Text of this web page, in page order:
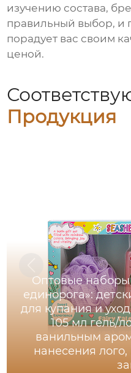
изучению состава,
правильный выбор, и
порадует вас своим
ценой.
Продукция
Оптовые
единорога»:
для купания и
105 мл гель/
ванильным
нанесения